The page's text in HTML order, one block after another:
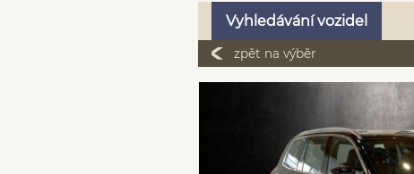
Vyhledávání vozidel
zpět na výběr